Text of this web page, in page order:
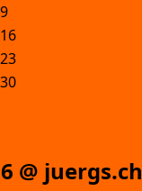
9
16
23
30
@ juergs.ch